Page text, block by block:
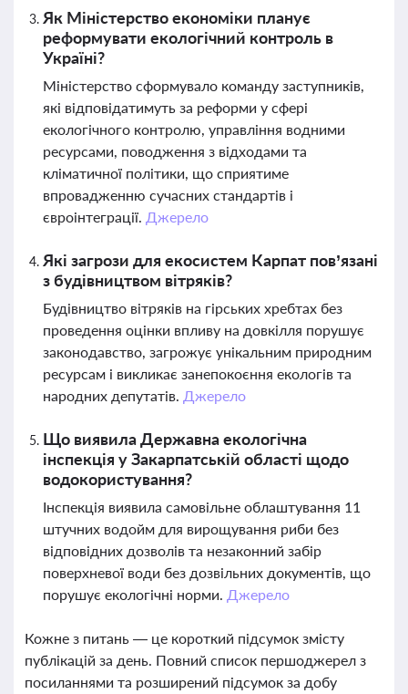
Як Міністерство економіки планує
реформувати екологічний контроль в
Україні?
Міністерство сформувало команду заступників,
які відповідатимуть за реформи у сфері
екологічного контролю, управління водними
ресурсами, поводження з відходами та
кліматичної політики, що сприятиме
впровадженню сучасних стандартів і
євроінтеграції. Джерело
Які загрози для екосистем Карпат пов’язані
з будівництвом вітряків?
Будівництво вітряків на гірських хребтах без
проведення оцінки впливу на довкілля порушує
законодавство, загрожує унікальним природним
ресурсам і викликає занепокоєння екологів та
народних депутатів. Джерело
Що виявила Державна екологічна
інспекція у Закарпатській області щодо
водокористування?
Інспекція виявила самовільне облаштування 11
штучних водойм для вирощування риби без
відповідних дозволів та незаконний забір
поверхневої води без дозвільних документів, що
порушує екологічні норми. Джерело
Кожне з питань — це короткий підсумок змісту
публікацій за день. Повний список першоджерел з
посиланнями та розширений підсумок за добу